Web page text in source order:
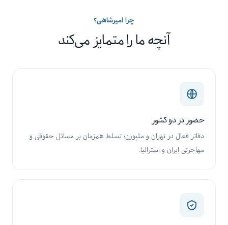
چرا امیرشاهی؟
آنچه ما را متمایز می‌کند
حضور در دو کشور
دفاتر فعال در تهران و ملبورن؛ تسلط همزمان بر مسائل حقوقی و
مهاجرتی ایران و استرالیا.